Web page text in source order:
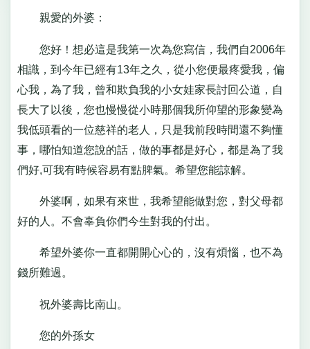
親愛的外婆：
您好！想必這是我第一次為您寫信，我們自2006年
相識，到今年已經有13年之久，從小您便最疼愛我，偏
心我，為了我，曾和欺負我的小女娃家長討回公道，自
長大了以後，您也慢慢從小時那個我所仰望的形象變為
我低頭看的一位慈祥的老人，只是我前段時間還不夠懂
事，哪怕知道您說的話，做的事都是好心，都是為了我
們好,可我有時候容易有點脾氣。希望您能諒解。
外婆啊，如果有來世，我希望能做對您，對父母都
好的人。不會辜負你們今生對我的付出。
希望外婆你一直都開開心心的，沒有煩惱，也不為
錢所難過。
祝外婆壽比南山。
您的外孫女